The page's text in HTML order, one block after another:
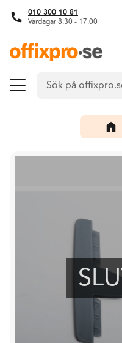
Meny
010 300 10 81
Vardagar 8.30 - 17.00